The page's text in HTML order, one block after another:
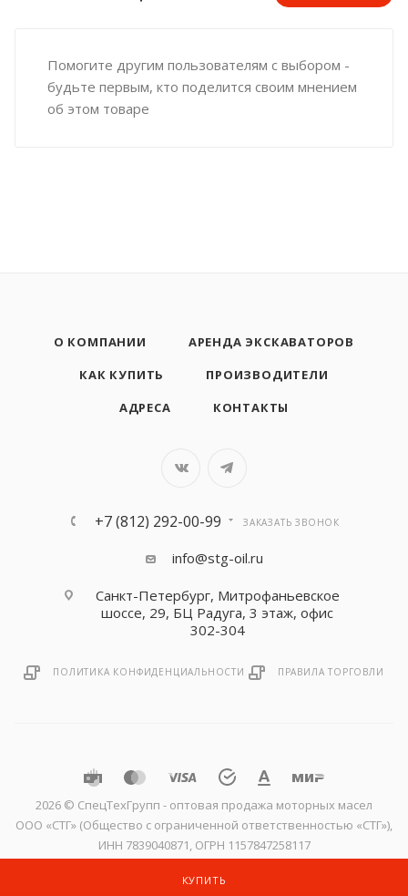
КУПИТЬ
Помогите другим пользователям с выбором -
будьте первым, кто поделится своим мнением
об этом товаре
О КОМПАНИИ
АРЕНДА ЭКСКАВАТОРОВ
КАК КУПИТЬ
ПРОИЗВОДИТЕЛИ
АДРЕСА
КОНТАКТЫ
+7 (812) 292-00-99 ЗАКАЗАТЬ ЗВОНОК
info@stg-oil.ru
Санкт-Петербург, Митрофаньевское
шоссе, 29, БЦ Радуга, 3 этаж, офис
302-304
ПОЛИТИКА КОНФИДЕНЦИАЛЬНОСТИ ПРАВИЛА ТОРГОВЛИ
2026 © CпецТехГрупп - оптовая продажа моторных масел
ООО «СТГ» (Общество с ограниченной ответственностью «СТГ»),
ИНН 7839040871, ОГРН 1157847258117